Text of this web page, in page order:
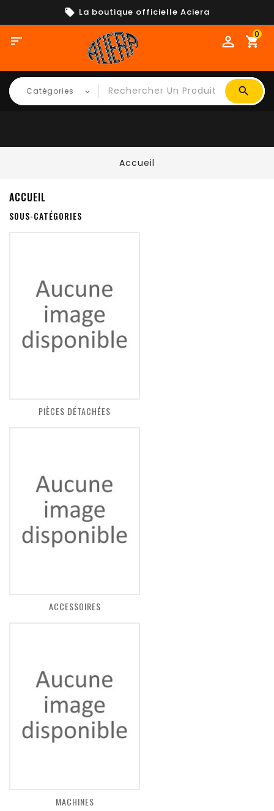
La boutique officielle Aciera
 shopping_cart
0
Accueil
ACCUEIL
SOUS-CATÉGORIES
PIÈCES DÉTACHÉES
ACCESSOIRES
MACHINES